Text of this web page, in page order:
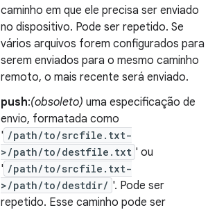
caminho em que ele precisa ser enviado
no dispositivo. Pode ser repetido. Se
vários arquivos forem configurados para
serem enviados para o mesmo caminho
remoto, o mais recente será enviado.
push:(obsoleto) uma especificação de
envio, formatada como
' /path/to/srcfile.txt-
>/path/to/destfile.txt ' ou
' /path/to/srcfile.txt-
>/path/to/destdir/ '. Pode ser
repetido. Esse caminho pode ser